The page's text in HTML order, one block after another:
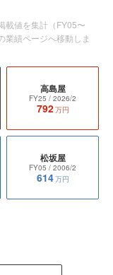
載値を集計（FY05〜
業績ページへ移動しま
高島屋
FY25 / 2026/2
792万円
松坂屋
FY05 / 2006/2
614万円